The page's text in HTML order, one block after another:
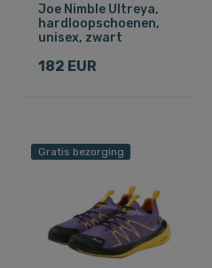
Joe Nimble Ultreya,
hardloopschoenen,
unisex, zwart
182 EUR
Gratis bezorging